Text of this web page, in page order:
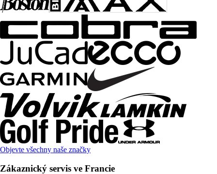
Objevte všechny naše značky
Zákaznický servis ve Francie